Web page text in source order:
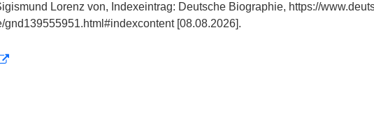
Lorenz von, Indexeintrag: Deutsche Biographie, https://
gnd139555951.html#indexcontent [08.08.2026].